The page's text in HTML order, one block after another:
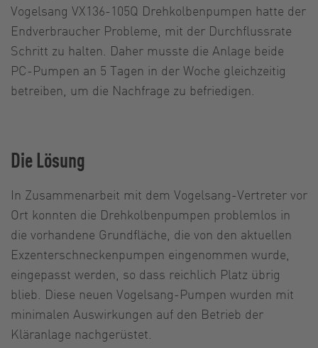
Vogelsang VX136-105Q Drehkolbenpumpen hatte der
Endverbraucher Probleme, mit der Durchflussrate
Schritt zu halten. Daher musste die Anlage beide
PC-Pumpen an 5 Tagen in der Woche gleichzeitig
betreiben, um die Nachfrage zu befriedigen.
Die Lösung
In Zusammenarbeit mit dem Vogelsang-Vertreter vor
Ort konnten die Drehkolbenpumpen problemlos in
die vorhandene Grundfläche, die von den aktuellen
Exzenterschneckenpumpen eingenommen wurde,
eingepasst werden, so dass reichlich Platz übrig
blieb. Diese neuen Vogelsang-Pumpen wurden mit
minimalen Auswirkungen auf den Betrieb der
Kläranlage nachgerüstet.